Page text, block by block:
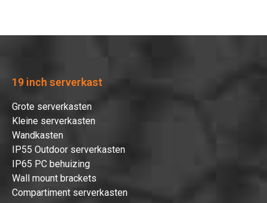
19 inch serverkast
Grote serverkasten
Kleine serverkasten
Wandkasten
IP55 Outdoor serverkasten
IP65 PC behuizing
Wall mount brackets
Compartiment serverkasten